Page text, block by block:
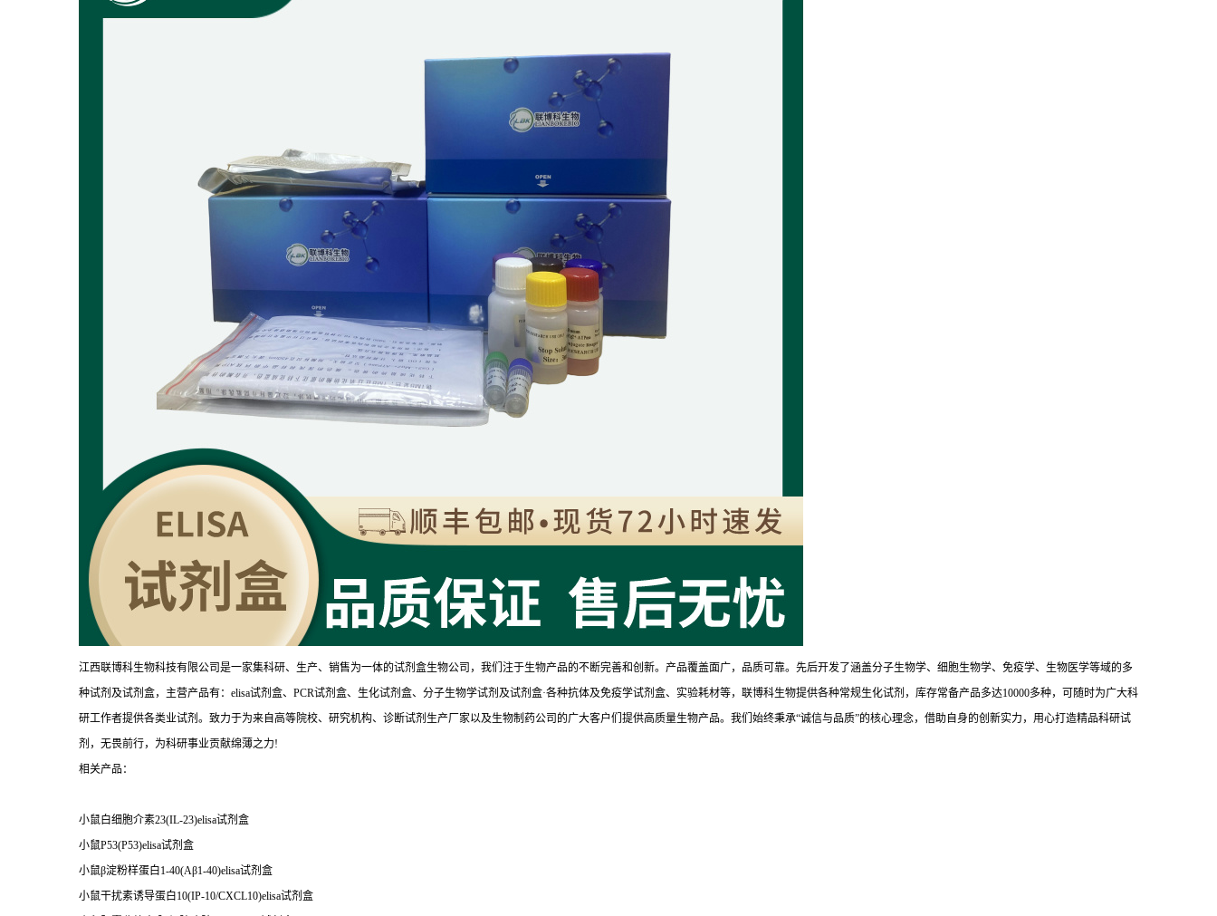
江西联博科生物科技有限公司是一家集科研、生产、销售为一体的试剂盒生物公司，我们注于生物产品的不断完善和创新。产品覆盖面广，品质可靠。先后开发了涵盖分子生物学、细胞生物学、免疫学、生物医学等域的多
种试剂及试剂盒，主营产品有：elisa试剂盒、PCR试剂盒、生化试剂盒、分子生物学试剂及试剂盒·各种抗体及免疫学试剂盒、实验耗材等，联博科生物提供各种常规生化试剂，库存常备产品多达10000多种，可随时为广大科
研工作者提供各类业试剂。致力于为来自高等院校、研究机构、诊断试剂生产厂家以及生物制药公司的广大客户们提供高质量生物产品。我们始终秉承“诚信与品质”的核心理念，借助自身的创新实力，用心打造精品科研试
剂，无畏前行，为科研事业贡献绵薄之力!
相关产品：
小鼠白细胞介素23(IL-23)elisa试剂盒
小鼠P53(P53)elisa试剂盒
小鼠β淀粉样蛋白1-40(Aβ1-40)elisa试剂盒
小鼠干扰素诱导蛋白10(IP-10/CXCL10)elisa试剂盒